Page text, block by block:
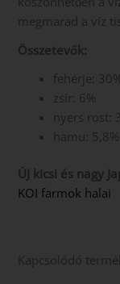
megmarad a víz
Összetevők:
fehérje: 30%
zsír: 6%
nyers rost:
hamu: 5,8%
ÚJ kicsi és nagy
KOI farmok halai
Kapcsolódó